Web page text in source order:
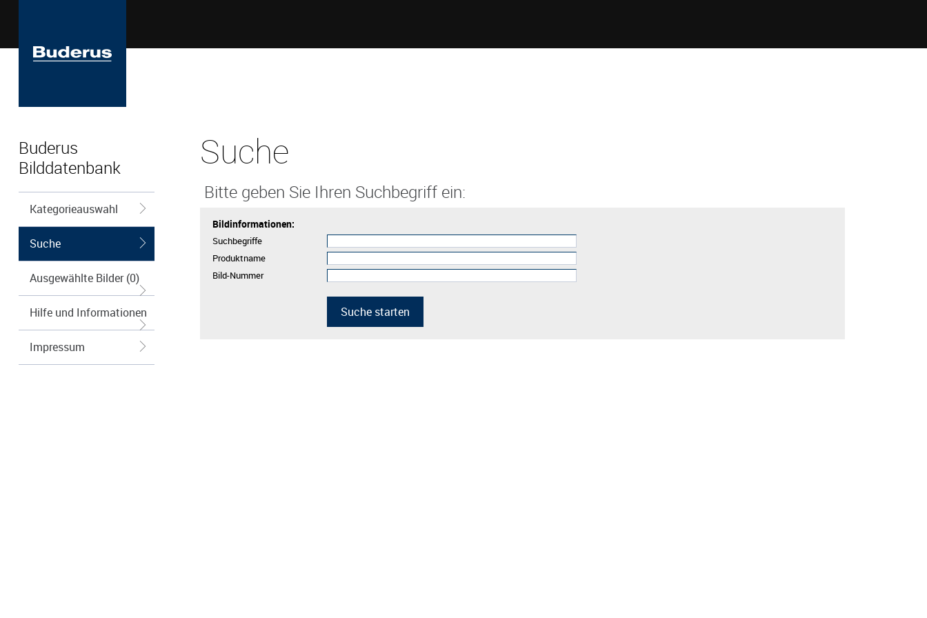
Buderus
Bilddatenbank
Kategorieauswahl
Suche
Ausgewählte Bilder (0)
Hilfe und Informationen
Impressum
Suche
Bitte geben Sie Ihren Suchbegriff ein:
Bildinformationen:
Suchbegriffe
Produktname
Bild-Nummer